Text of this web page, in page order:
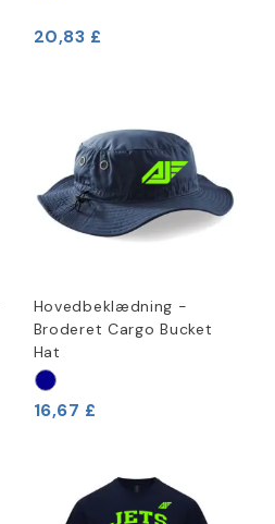
20,83 £
Hovedbeklædning -
Broderet Cargo Bucket
Hat
16,67 £